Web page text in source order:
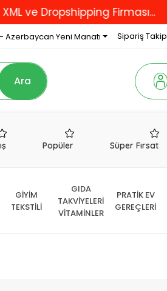
Firması...
Azerbaycan Yeni Manatı Sipariş Takip
Ara
Popüler Süper Fırsat
GİYİM
TEKSTİLİ
GIDA
TAKVİYELERİ
VİTAMİNLER
PRATİK EV
GEREÇLERİ